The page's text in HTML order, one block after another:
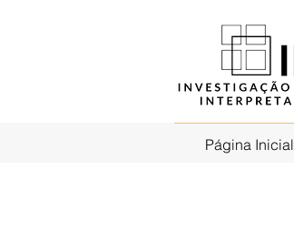
Página Inicial